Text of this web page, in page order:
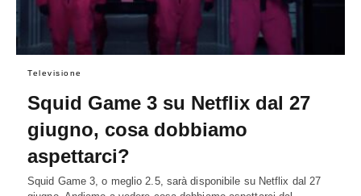
Televisione
Squid Game 3 su Netflix dal 27
giugno, cosa dobbiamo
aspettarci?
Squid Game 3, o meglio 2.5, sarà disponibile su Netflix dal 27